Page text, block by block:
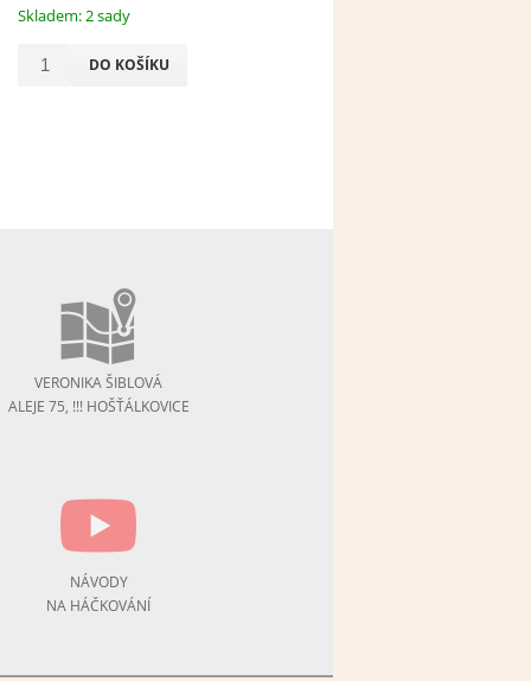
Skladem: 2 sady
DO KOŠÍKU
VERONIKA ŠIBLOVÁ
ALEJE 75, !!! HOŠŤÁLKOVICE
NÁVODY
NA HÁČKOVÁNÍ